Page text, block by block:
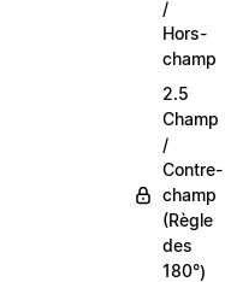
/
Hors-
champ
2.5
Champ
/
Contre-
champ
(Règle
des
180°)